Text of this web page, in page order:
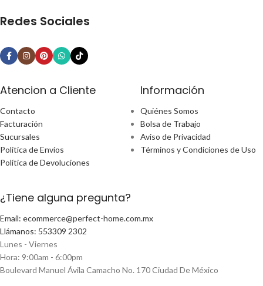
Redes Sociales
Atencion a Cliente
Contacto
Facturación
Sucursales
Política de Envíos
Política de Devoluciones
Información
Quiénes Somos
Bolsa de Trabajo
Aviso de Privacidad
Términos y Condiciones de Uso
¿Tiene alguna pregunta?
Email: ecommerce@perfect-home.com.mx
Llámanos: 553309 2302
Lunes - Viernes
Hora: 9:00am - 6:00pm
Boulevard Manuel Ávila Camacho No. 170 Ciudad De México